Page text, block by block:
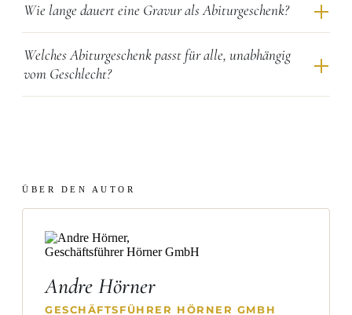
Wie lange dauert eine Gravur als Abiturgeschenk?
Welches Abiturgeschenk passt für alle, unabhängig
vom Geschlecht?
ÜBER DEN AUTOR
Andre Hörner
GESCHÄFTSFÜHRER HÖRNER GMBH